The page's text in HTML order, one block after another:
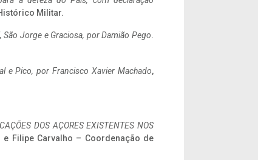
Militar.
Jorge e Graciosa, por Damião Pego.
e Pico, por Francisco Xavier Machado,
DOS AÇORES EXISTENTES NOS
Filipe Carvalho – Coordenação de